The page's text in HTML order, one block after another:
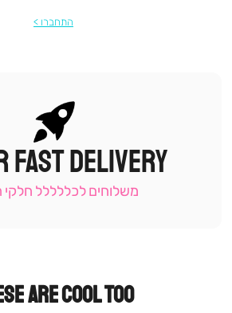
התחברו
|
תומכי
-
FAST DELIVERY
משלוחים לכללללל
ARE COOL TOO